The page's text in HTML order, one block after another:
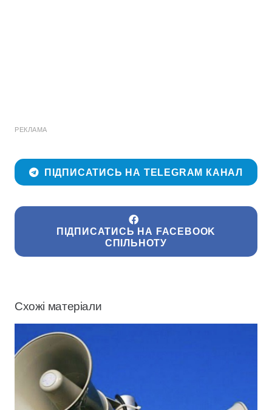
РЕКЛАМА
ПІДПИСАТИСЬ НА TELEGRAM КАНАЛ
ПІДПИСАТИСЬ НА FACEBOOK
СПІЛЬНОТУ
Схожі матеріали